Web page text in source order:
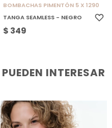
BOMBACHAS PIMENTÓN 5 X 1290
TANGA SEAMLESS - NEGRO
$ 349
INTERESAR